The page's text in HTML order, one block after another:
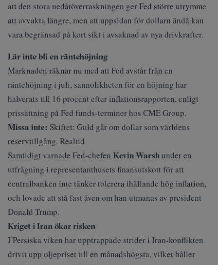
att den stora nedåtöverraskningen ger Fed större utrymme
att avvakta längre, men att uppsidan för dollarn ändå kan
vara begränsad på kort sikt i avsaknad av nya drivkrafter.
Lär inte bli en räntehöjning
Marknaden räknar nu med att Fed avstår från en
räntehöjning i juli, sannolikheten för en höjning har
halverats till 16 procent efter inflationsrapporten, enligt
prissättning på Fed funds-terminer hos CME Group.
Missa inte: Skiftet: Guld går om dollar som världens
reservtillgång. Realtid
Samtidigt varnade Fed-chefen Kevin Warshunder en
utfrågning i representanthusets finansutskott för att
centralbanken inte tänker tolerera ihållande hög inflation,
och lovade att stå fast även om han utmanas av president
Donald Trump.
Kriget i Iran ökar risken
I Persiska viken har upptrappade strider i Iran-konflikten
drivit upp oljepriset till en månadshögsta, vilket håller